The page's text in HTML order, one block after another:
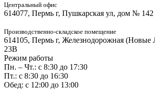
Центральный офис
614077, Пермь г, Пушкарская ул, дом № 142
Производственно-складское помещение
614105, Пермь г, Железнодорожная (Новые
23В
Режим работы
Пн. – Чт.: с 8:30 до 17:30
Пт.: с 8:30 до 16:30
Обед: с 12:00 до 13:00